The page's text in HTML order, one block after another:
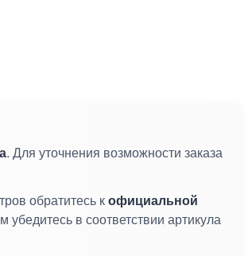
. Для уточнения возможности заказа
обратитесь к официальной
в соответствии артикула